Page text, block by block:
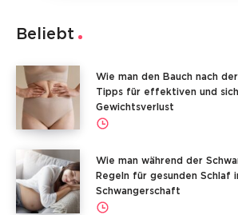
Beliebt
Wie man den Bauch nach
Tipps für effektiven und
Gewichtsverlust
Wie man während der
Regeln für gesunden Schlaf
Schwangerschaft